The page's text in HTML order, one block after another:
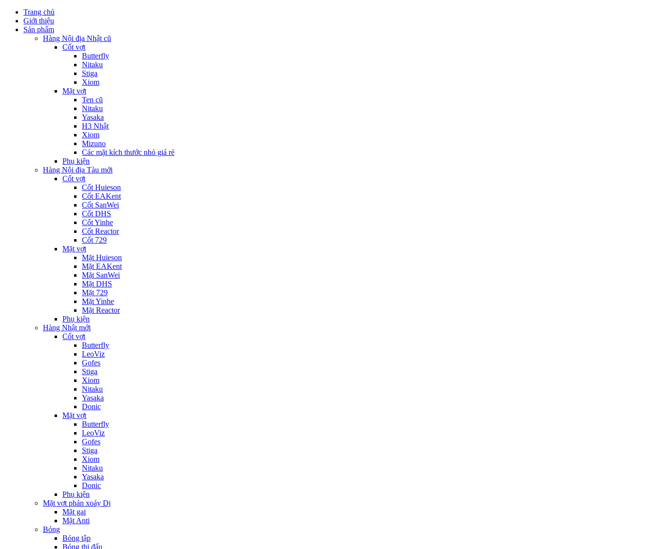
Trang chủ
Giới thiệu
Sản phẩm
Hàng Nội địa Nhật cũ
Cốt vợt
Butterfly
Nitaku
Stiga
Xiom
Mặt vợt
Ten cũ
Nitaku
Yasaka
H3 Nhật
Xiom
Mizuno
Các mặt kích thước nhỏ giá rẻ
Phụ kiện
Hàng Nội địa Tàu mới
Cốt vợt
Cốt Huieson
Cốt EAKent
Cốt SanWei
Cốt DHS
Cốt Yinhe
Cốt Reactor
Cốt 729
Mặt vợt
Mặt Huieson
Mặt EAKent
Mặt SanWei
Mặt DHS
Mặt 729
Mặt Yinhe
Mặt Reactor
Phụ kiện
Hàng Nhật mới
Cốt vợt
Butterfly
LeoViz
Gofes
Stiga
Xiom
Nitaku
Yasaka
Donic
Mặt vợt
Butterfly
LeoViz
Gofes
Stiga
Xiom
Nitaku
Yasaka
Donic
Phụ kiện
Mặt vợt phản xoáy Dị
Mặt gai
Mặt Anti
Bóng
Bóng tập
Bóng thi đấu